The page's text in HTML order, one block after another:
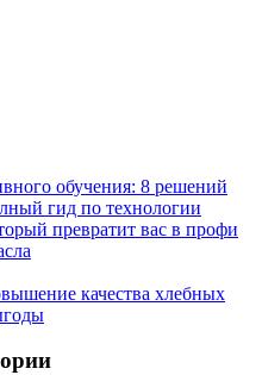
обучения: 8 решений
гид по технологии
превратит вас в профи
качества хлебных